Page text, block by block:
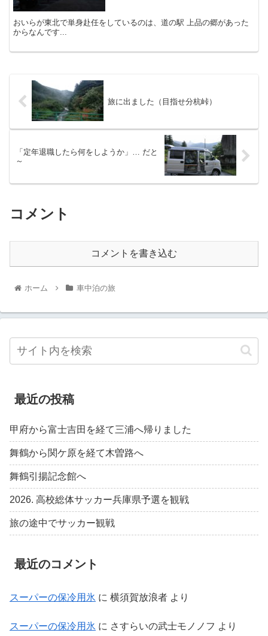
おいらが東北で単身赴任をしているのは、道の駅 上品の郷があった
からなんです...
旅に出ました（目指せ分杭峠）
「定年退職したら何をしようか」… だと
～
コメント
コメントを書き込む
ホーム 車中泊の旅
最近の投稿
甲府から富士吉田を経て三浦へ帰りました
舞鶴から関ケ原を経て木曽路へ
舞鶴引揚記念館へ
2026. 高校総体サッカー兵庫県予選を観戦
旅の途中でサッカー観戦
最近のコメント
スーパーの保冷用氷 に 横須賀放浪者 より
スーパーの保冷用氷 に さすらいの武士モノノフ より